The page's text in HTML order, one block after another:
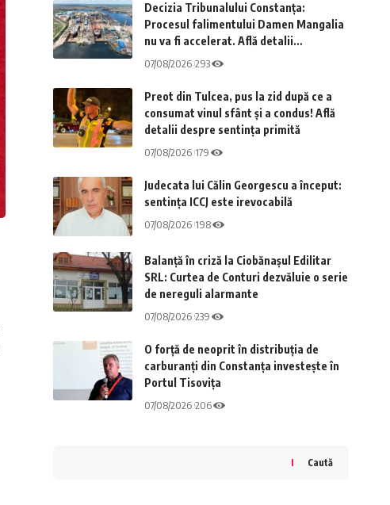
Decizia Tribunalului Constanța:
Procesul falimentului Damen Mangalia
nu va fi accelerat. Află detalii
importante
07/08/2026 293
Preot din Tulcea, pus la zid după ce a
consumat vinul sfânt și a condus! Află
detalii despre sentința primită
07/08/2026 179
Judecata lui Călin Georgescu a început:
sentința ICCJ este irevocabilă
07/08/2026 198
Balanță în criză la Ciobănașul Edilitar
SRL: Curtea de Conturi dezvăluie o serie
de nereguli alarmante
07/08/2026 239
O forță de neoprit în distribuția de
carburanți din Constanța investește în
Portul Tisovița
07/08/2026 206
Caută